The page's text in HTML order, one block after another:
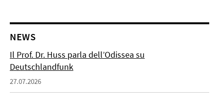
NEWS
Il Prof. Dr. Huss parla dell’Odissea su
Deutschlandfunk
27.07.2026